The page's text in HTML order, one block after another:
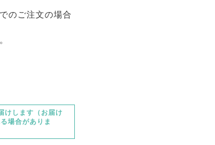
のご注文の場合
けします（お届け
場合がありま